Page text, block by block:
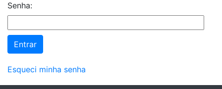
Senha:
Esqueci minha senha